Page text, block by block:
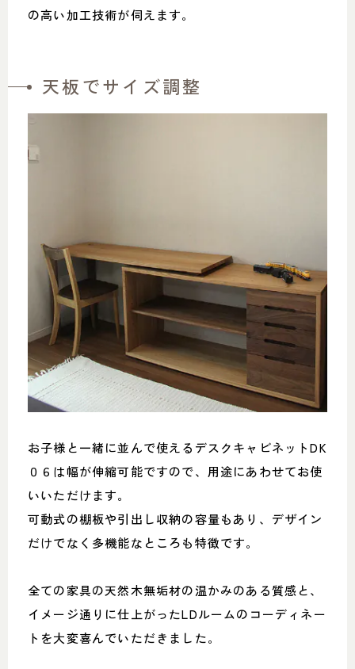
の高い加工技術が伺えます。
天板でサイズ調整
お子様と一緒に並んで使えるデスクキャビネットDK
０６は幅が伸縮可能ですので、用途にあわせてお使
いいただけます。
可動式の棚板や引出し収納の容量もあり、デザイン
だけでなく多機能なところも特徴です。
全ての家具の天然木無垢材の温かみのある質感と、
イメージ通りに仕上がったLDルームのコーディネー
トを大変喜んでいただきました。